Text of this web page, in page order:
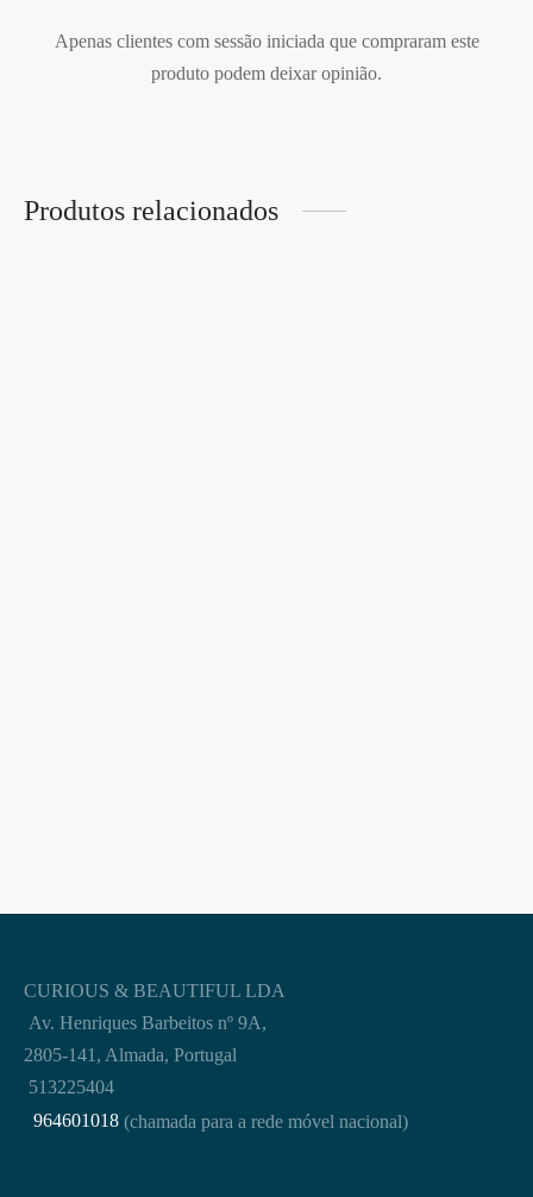
Apenas clientes com sessão iniciada que compraram este
produto podem deixar opinião.
Produtos relacionados
CURIOUS & BEAUTIFUL LDA
Av. Henriques Barbeitos nº 9A,
2805-141, Almada, Portugal
513225404
964601018 (chamada para a rede móvel nacional)